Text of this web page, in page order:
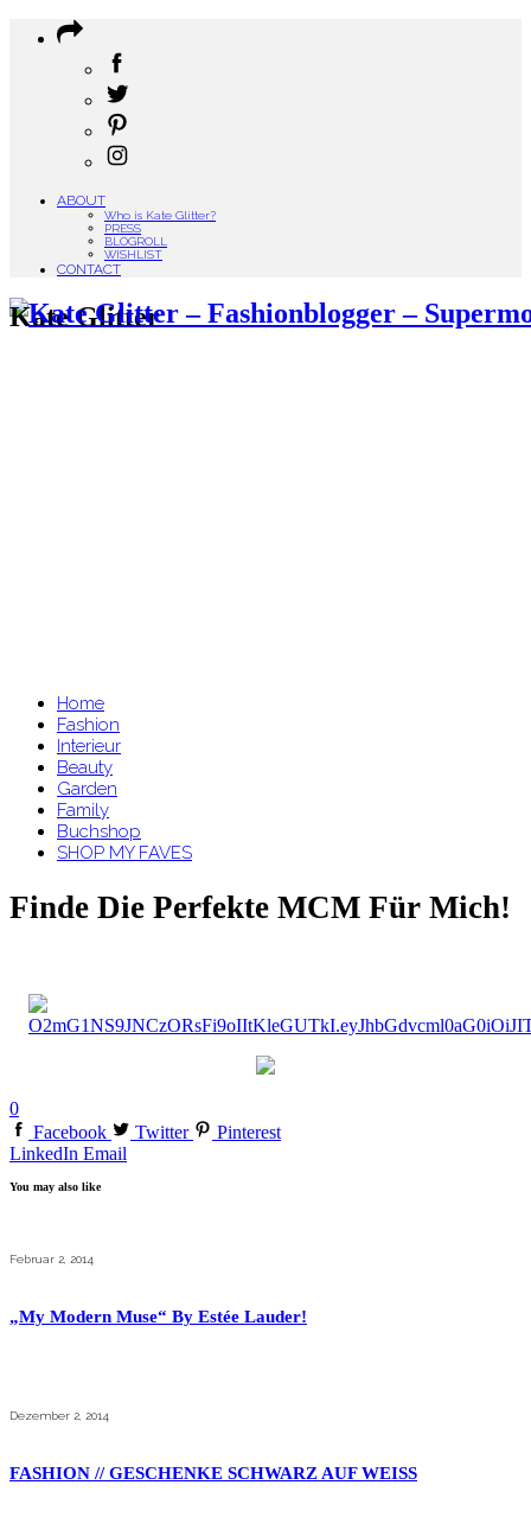
ABOUT
Who is Kate Glitter?
PRESS
BLOGROLL
WISHLIST
CONTACT
Kate Glitter
Home
Fashion
Interieur
Beauty
Garden
Family
Buchshop
SHOP MY FAVES
Finde Die Perfekte MCM Für Mich!
0
Facebook
Twitter
Pinterest
LinkedIn Email
You may also like
Februar 2, 2014
„My Modern Muse“ By Estée Lauder!
Dezember 2, 2014
FASHION // GESCHENKE SCHWARZ AUF WEISS